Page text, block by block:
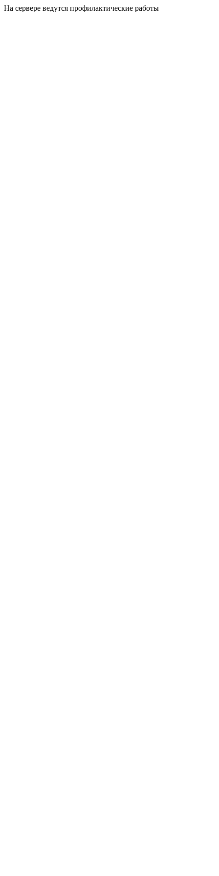
На сервере ведутся профилактические работы